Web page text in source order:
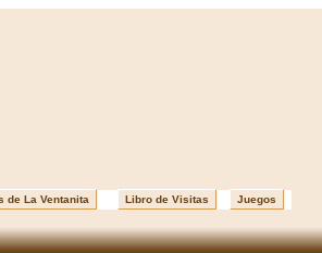
de La Ventanita Libro de Visitas Juegos